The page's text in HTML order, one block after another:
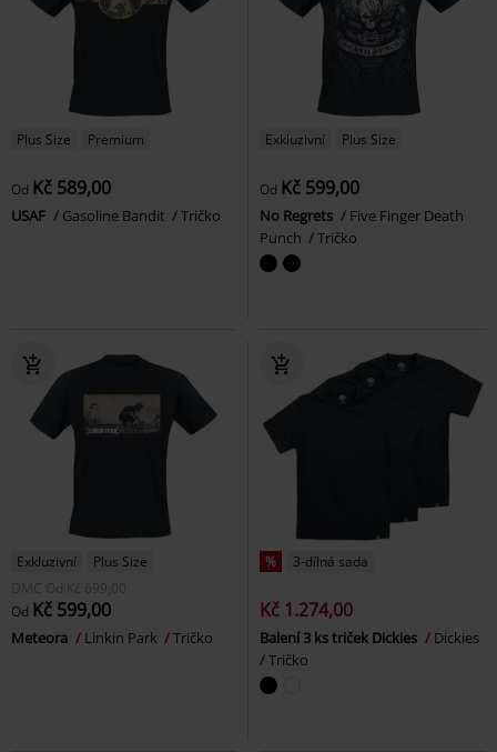
Plus Size Premium
Od Kč 589,00
USAF Gasoline Bandit Tričko
Exkluzivní Plus Size
Od Kč 599,00
No Regrets
Five Finger Death
Punch
Tričko
Exkluzivní
Plus Size
DMC Od Kč 699,00
Od Kč 599,00
Meteora Linkin Park Tričko
% 3-dílná sada
Kč 1.274,00
Balení 3 ks triček Dickies
Dickies
Tričko